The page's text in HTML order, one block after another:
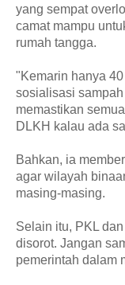
yang sempat
camat mampu
rumah tangga.
"Kemarin hanya
sosialisasi
memastikan
DLKH kalau ada
Bahkan, ia
agar wilayah
masing-masing.
Selain itu, PKL
disorot. Jangan
pemerintah dalam